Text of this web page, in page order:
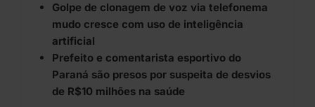
Golpe de clonagem de voz via telefonema
mudo cresce com uso de inteligência
artificial
Prefeito e comentarista esportivo do
Paraná são presos por suspeita de desvios
de R$10 milhões na saúde